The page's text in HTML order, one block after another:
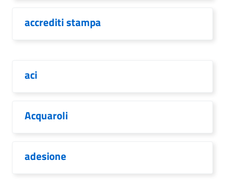
accrediti stampa
aci
Acquaroli
adesione